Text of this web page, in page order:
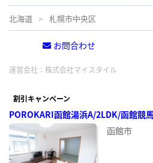
北海道 札幌市中央区
お問合わせ
運営会社： 株式会社マイスタイル
割引キャンペーン
POROKARI函館湯浜A/2LDK/函館競
函館市